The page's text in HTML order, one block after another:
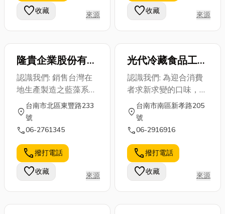
favorite收藏 來源 favorite收藏 來源
隆貴企業股份有限
公司
認識我們: 銷售台灣在
地生產製造之藍藻系
列、納豆系列...等產
品，進口銷售日本生產
製造之海豹油、輔酵素
食品。經營品牌: 藍藻
2100(藍藻錠狀、粉狀
食品)、海寶(海豹油膠
location_on
台南市北區東豐路233
號
call06-2761345
call撥打電話
favorite收藏 來源
光代冷藏食品工業
有限公司
認識我們: 為迎合消費
者求新求變的口味，不
斷的研發新產品，期許
與消費者共同成長、共
同進步，讓明天永遠超
location_on
台南市南區新孝路205
號
call06-2916916
call撥打電話
favorite收藏 來源